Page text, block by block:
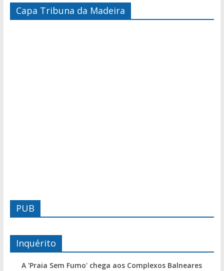
Capa Tribuna da Madeira
PUB
Inquérito
A 'Praia Sem Fumo' chega aos Complexos Balneares